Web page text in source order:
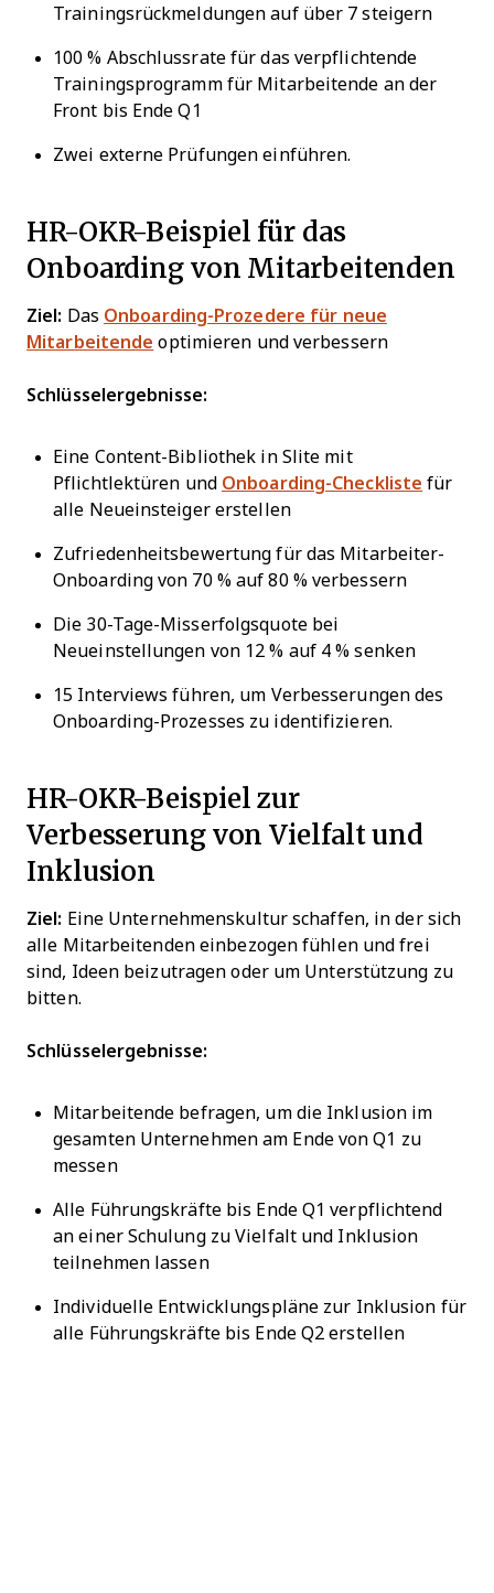
Trainingsrückmeldungen auf über 7 steigern
100 % Abschlussrate für das verpflichtende
Trainingsprogramm für Mitarbeitende an der
Front bis Ende Q1
Zwei externe Prüfungen einführen.
HR-OKR-Beispiel für das
Onboarding von Mitarbeitenden
Ziel: Das Onboarding-Prozedere für neue
Mitarbeitende optimieren und verbessern
Schlüsselergebnisse:
Eine Content-Bibliothek in Slite mit
Pflichtlektüren und Onboarding-Checkliste für
alle Neueinsteiger erstellen
Zufriedenheitsbewertung für das Mitarbeiter-
Onboarding von 70 % auf 80 % verbessern
Die 30-Tage-Misserfolgsquote bei
Neueinstellungen von 12 % auf 4 % senken
15 Interviews führen, um Verbesserungen des
Onboarding-Prozesses zu identifizieren.
HR-OKR-Beispiel zur
Verbesserung von Vielfalt und
Inklusion
Ziel: Eine Unternehmenskultur schaffen, in der sich
alle Mitarbeitenden einbezogen fühlen und frei
sind, Ideen beizutragen oder um Unterstützung zu
bitten.
Schlüsselergebnisse:
Mitarbeitende befragen, um die Inklusion im
gesamten Unternehmen am Ende von Q1 zu
messen
Alle Führungskräfte bis Ende Q1 verpflichtend
an einer Schulung zu Vielfalt und Inklusion
teilnehmen lassen
Individuelle Entwicklungspläne zur Inklusion für
alle Führungskräfte bis Ende Q2 erstellen